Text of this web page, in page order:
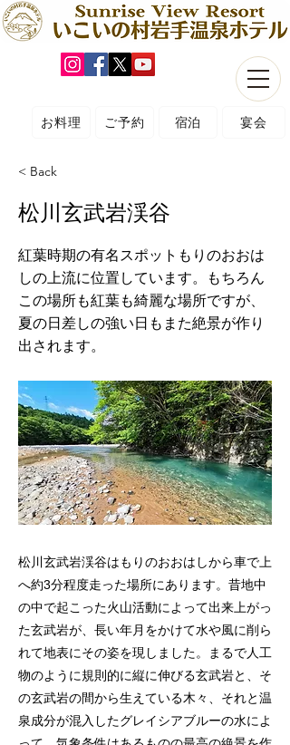
ご予約
お料理 宿泊 宴会
< Back
松川玄武岩渓谷
紅葉時期の有名スポットもりのおおは
しの上流に位置しています。もちろん
この場所も紅葉も綺麗な場所ですが、
夏の日差しの強い日もまた絶景が作り
出されます。
松川玄武岩渓谷はもりのおおはしから車で上
へ約3分程度走った場所にあります。昔地中
の中で起こった火山活動によって出来上がっ
た玄武岩が、長い年月をかけて水や風に削ら
れて地表にその姿を現しました。まるで人工
物のように規則的に縦に伸びる玄武岩と、そ
の玄武岩の間から生えている木々、それと温
泉成分が混入したグレイシアブルーの水によ